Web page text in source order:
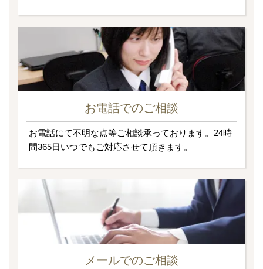
お電話でのご相談
お電話にて不明な点等ご相談承っております。24時
間365日いつでもご対応させて頂きます。
メールでのご相談